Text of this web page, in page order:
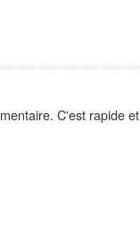
C'est rapide et